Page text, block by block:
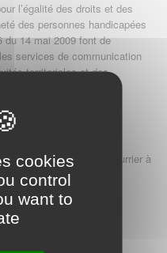
cookies
control
want to
l’égalité des droits et des
des personnes handicapées
du 14 mai 2009 font de
services de communication
territoriales et des
de nous adresser un courrier à